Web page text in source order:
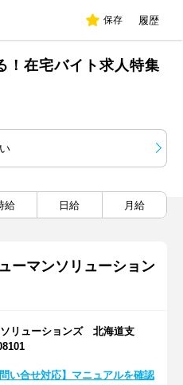
保存 履歴
！在宅バイト求人特集
給 日給 月給
ーマンソリューション
リューションズ 北海道支
問い合せ対応】マニュアルを確認